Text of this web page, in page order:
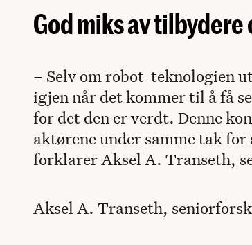
God miks av tilbydere
– Selv om robot-teknologien
igjen når det kommer til å få
for det den er verdt. Denne
aktørene under samme tak
forklarer Aksel A. Transeth,
Aksel A. Transeth,